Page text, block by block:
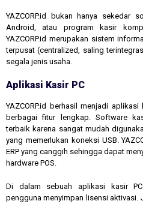
YAZCORP.id bukan hanya sekedar
Android, atau program kasir
YAZCORP.id merupakan sistem
terpusat (centralized, saling
segala jenis usaha.
Aplikasi Kasir PC
YAZCORP.id berhasil menjadi
berbagai fitur lengkap. Software
terbaik karena sangat mudah
yang memerlukan koneksi USB.
ERP yang canggih sehingga dapat
hardware POS.
Di dalam sebuah aplikasi kasir
pengguna menyimpan lisensi aktivasi.